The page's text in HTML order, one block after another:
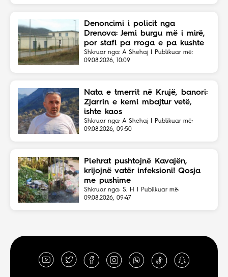
Denoncimi i policit nga
Drenova: Jemi burgu më i mirë,
por stafi pa rroga e pa kushte
Shkruar nga: A Shehaj | Publikuar më:
09.08.2026, 10:09
Nata e tmerrit në Krujë, banori:
Zjarrin e kemi mbajtur vetë,
ishte kaos
Shkruar nga: A Shehaj | Publikuar më:
09.08.2026, 09:50
Plehrat pushtojnë Kavajën,
krijojnë vatër infeksioni! Qosja
me pushime
Shkruar nga: S. H | Publikuar më:
09.08.2026, 09:47